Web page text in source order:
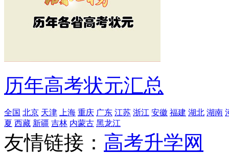
历年高考状元汇总
全国 北京 天津 上海 重庆 广东 江苏 浙江 安徽 福建 湖北 湖南
夏 西藏 新疆 吉林 内蒙古 黑龙江
友情链接： 高考升学网